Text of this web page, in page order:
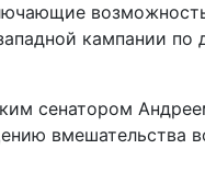
кампании
сенатором
вмешательства